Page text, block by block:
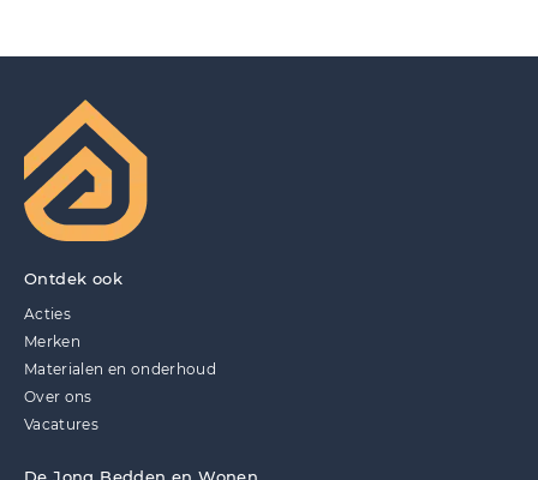
Ontdek ook
Acties
Merken
Materialen en onderhoud
Over ons
Vacatures